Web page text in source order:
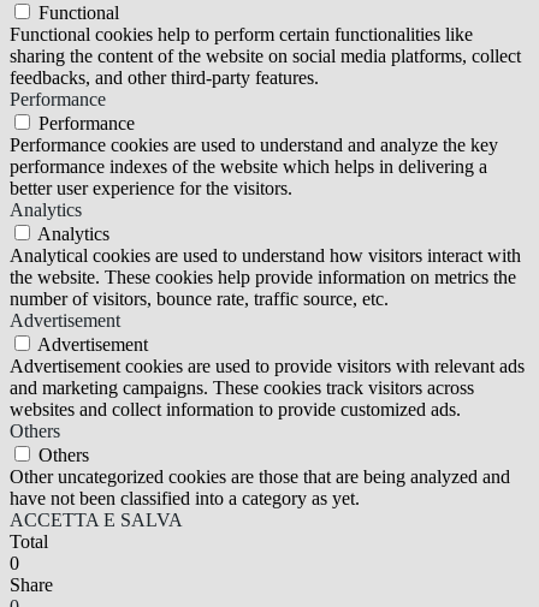
Functional
Functional cookies help to perform certain functionalities like
sharing the content of the website on social media platforms, collect
feedbacks, and other third-party features.
Performance
Performance
Performance cookies are used to understand and analyze the key
performance indexes of the website which helps in delivering a
better user experience for the visitors.
Analytics
Analytics
Analytical cookies are used to understand how visitors interact with
the website. These cookies help provide information on metrics the
number of visitors, bounce rate, traffic source, etc.
Advertisement
Advertisement
Advertisement cookies are used to provide visitors with relevant ads
and marketing campaigns. These cookies track visitors across
websites and collect information to provide customized ads.
Others
Others
Other uncategorized cookies are those that are being analyzed and
have not been classified into a category as yet.
ACCETTA E SALVA
Total
0
Share